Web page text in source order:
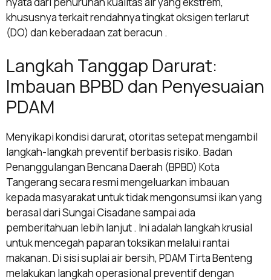
khususnya terkait rendahnya tingkat oksigen terlarut
(DO) dan keberadaan zat beracun .
Langkah Tanggap Darurat:
Imbauan BPBD dan Penyesuaian
PDAM
Menyikapi kondisi darurat, otoritas setepat mengambil
langkah-langkah preventif berbasis risiko. Badan
Penanggulangan Bencana Daerah (BPBD) Kota
Tangerang secara resmi mengeluarkan imbauan
kepada masyarakat untuk tidak mengonsumsi ikan yang
berasal dari Sungai Cisadane sampai ada
pemberitahuan lebih lanjut . Ini adalah langkah krusial
untuk mencegah paparan toksikan melalui rantai
makanan. Di sisi suplai air bersih, PDAM Tirta Benteng
melakukan langkah operasional preventif dengan